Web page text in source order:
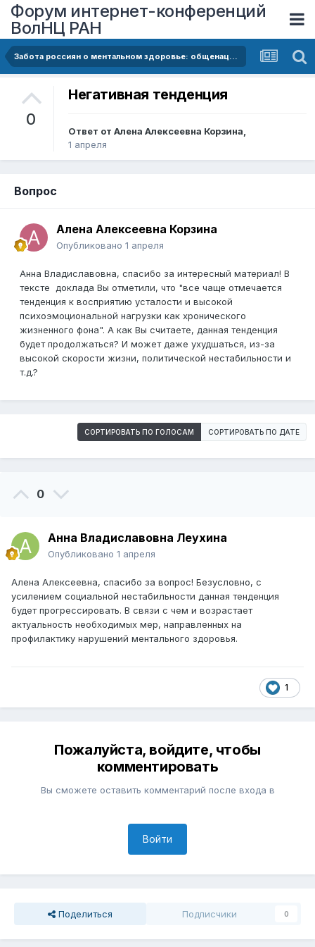
Форум интернет-конференций
ВолНЦ РАН
Забота россиян о ментальном здоровье: общенациональные и региональные тенденции
0
Негативная тенденция
Ответ от Алена Алексеевна Корзина,
1 апреля
Вопрос
Алена Алексеевна Корзина
Опубликовано 1 апреля
Анна Владиславовна, спасибо за интересный материал! В
тексте доклада Вы отметили, что "все чаще отмечается
тенденция к восприятию усталости и высокой
психоэмоциональной нагрузки как хронического
жизненного фона". А как Вы считаете, данная тенденция
будет продолжаться? И может даже ухудшаться, из-за
высокой скорости жизни, политической нестабильности и
т.д.?
СОРТИРОВАТЬ ПО ГОЛОСАМ СОРТИРОВАТЬ ПО ДАТЕ
0
Анна Владиславовна Леухина
Опубликовано 1 апреля
Алена Алексеевна, спасибо за вопрос! Безусловно, с
усилением социальной нестабильности данная тенденция
будет прогрессировать. В связи с чем и возрастает
актуальность необходимых мер, направленных на
профилактику нарушений ментального здоровья.
1
Пожалуйста, войдите, чтобы
комментировать
Вы сможете оставить комментарий после входа в
Войти
Поделиться Подписчики 0